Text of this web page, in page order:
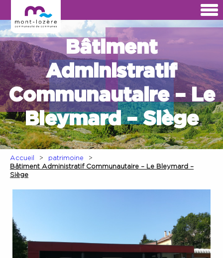
Bâtiment
Administratif
Communautaire – Le
Bleymard – Siège
Accueil
patrimoine
Bâtiment Administratif Communautaire – Le Bleymard –
Siège